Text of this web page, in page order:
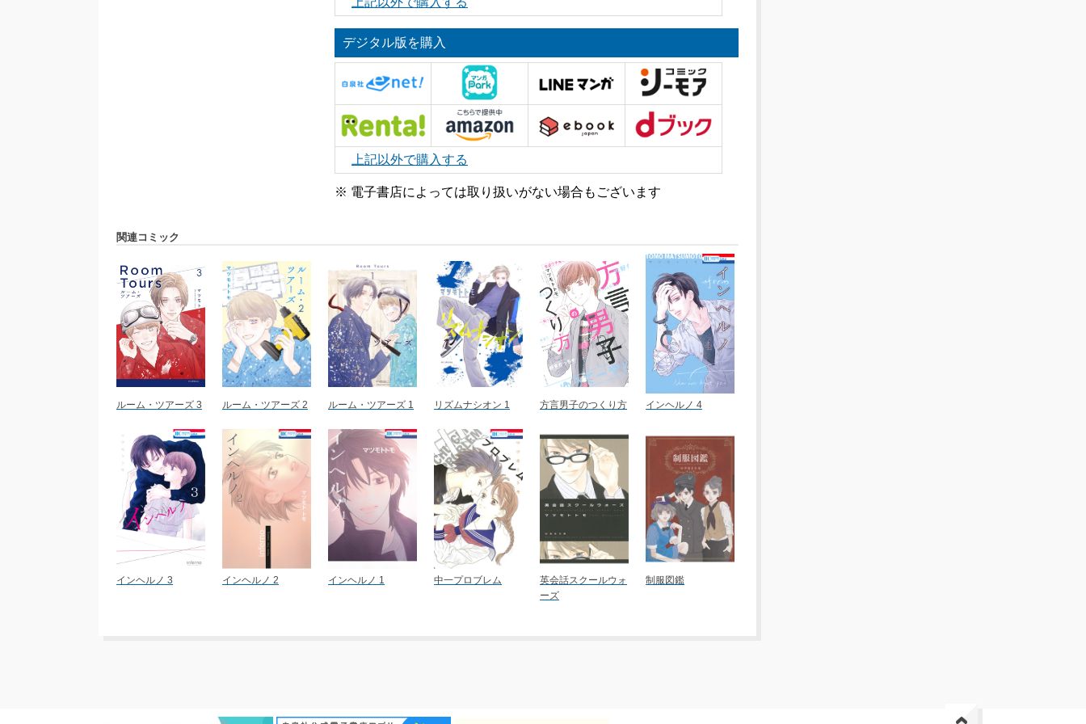
デジタル版を購入
上記以外で購入する
※ 電子書店によっては取り扱いがない場合もございます
関連コミック
ルーム・ツアーズ 3 ルーム・ツアーズ 2 ルーム・ツアーズ 1 リズムナシオン 1 方言男子のつくり方 インヘルノ 4
インヘルノ 3 インヘルノ 2 インヘルノ 1 中一プロブレム
英会話スクールウォ
ーズ
制服図鑑